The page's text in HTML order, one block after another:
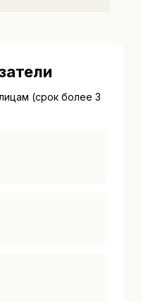
(срок более 3